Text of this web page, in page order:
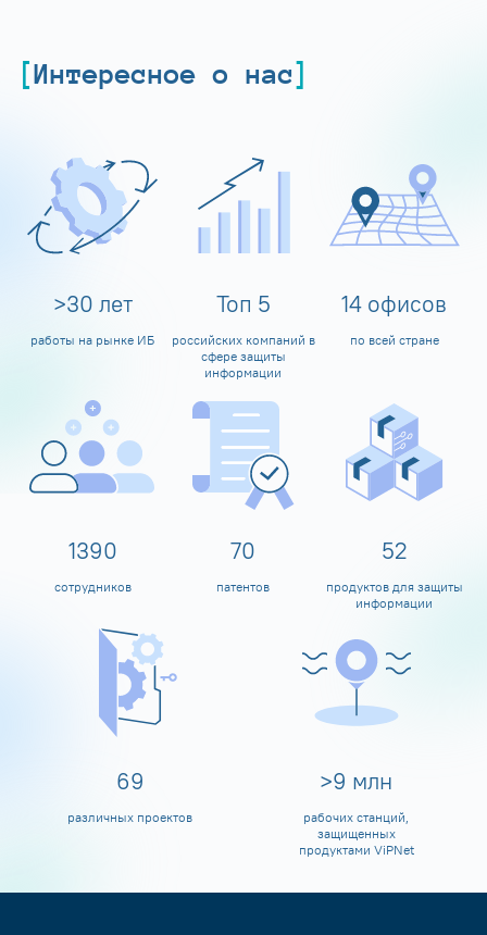
Интересное о нас
>30 лет
работы на рынке ИБ
Топ 5
российских компаний в
сфере защиты
информации
14 офисов
по всей стране
1594
сотрудников
80
патентов
60
продуктов для защиты
информации
80
различных проектов
>10 млн
рабочих станций,
защищенных
продуктами ViPNet